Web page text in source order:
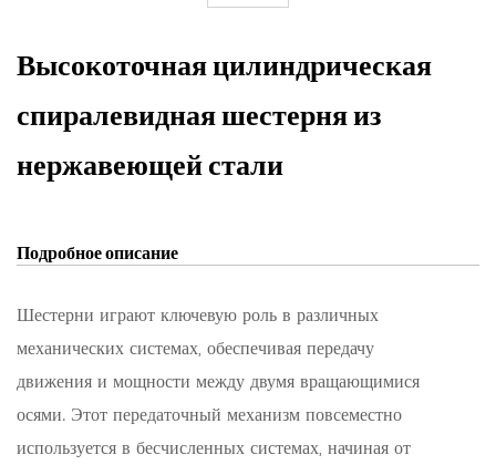
Высокоточная цилиндрическая
спиралевидная шестерня из
нержавеющей стали
Подробное описание
Шестерни играют ключевую роль в различных
механических системах, обеспечивая передачу
движения и мощности между двумя вращающимися
осями. Этот передаточный механизм повсеместно
используется в бесчисленных системах, начиная от